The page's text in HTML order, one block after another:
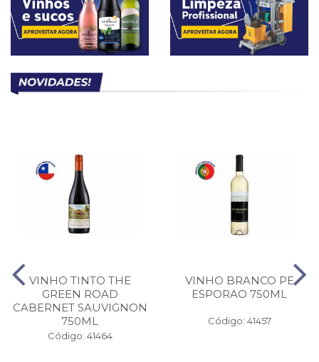
VINHO TINTO THE
GREEN ROAD
CABERNET SAUVIGNON
750ML
Código: 41464
VINHO BRANCO PE
ESPORAO 750ML
Código: 41457